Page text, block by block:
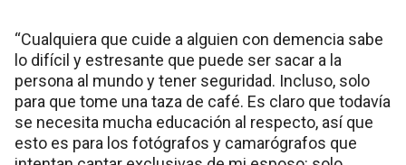
“Cualquiera que cuide a alguien con demencia sabe
lo difícil y estresante que puede ser sacar a la
persona al mundo y tener seguridad. Incluso, solo
para que tome una taza de café. Es claro que todavía
se necesita mucha educación al respecto, así que
esto es para los fotógrafos y camarógrafos que